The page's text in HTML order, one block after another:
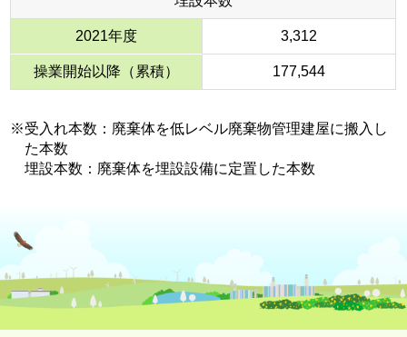
2021年度 3,312
操業開始以降（累積） 177,544
※受入れ本数：廃棄体を低レベル廃棄物管理建屋に搬入し
た本数
埋設本数：廃棄体を埋設設備に定置した本数